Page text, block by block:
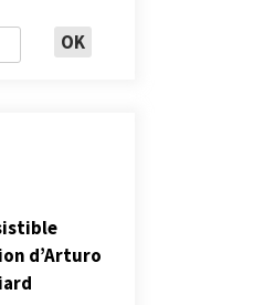
d’Arturo